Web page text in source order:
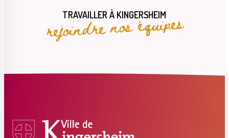
TRAVAILLER À KINGERSHEIM
rejoindre nos équipes